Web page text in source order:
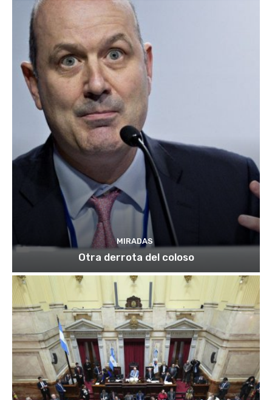
MIRADAS
Otra derrota del coloso